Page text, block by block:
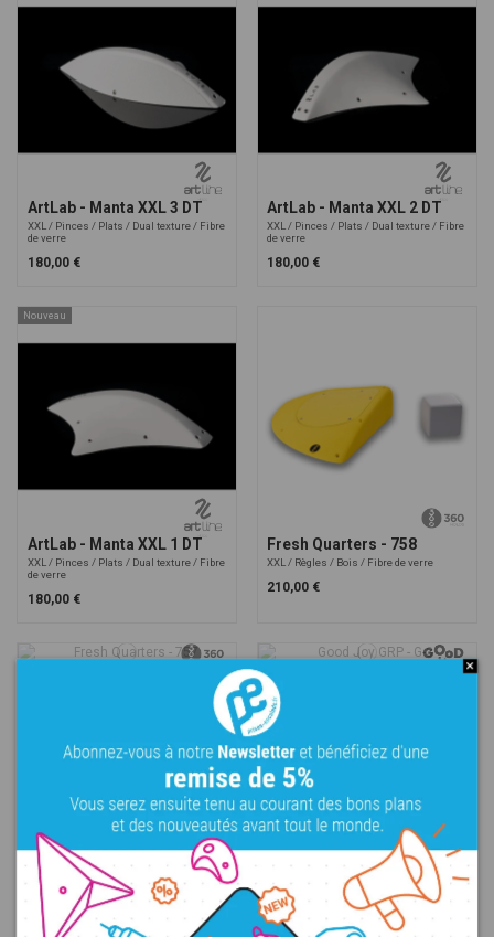
ArtLab - Manta XXL 3 DT
XXL Pinces Plats Dual texture
Fibre
de verre
180,00 €
ArtLab - Manta XXL 2 DT
XXL Pinces Plats Dual texture
Fibre
de verre
180,00 €
Nouveau
ArtLab - Manta XXL 1 DT
XXL Pinces Plats Dual texture
Fibre
de verre
180,00 €
Fresh Quarters - 758
XXL Règles Bois Fibre de verre
210,00 €
Good Joy GRP - G-3
XXL
210,00 €
Good Joy GRP - G-2
Fibre de verre
204,00 €
Good Joy GRP - G-1
XXL Bacs Fibre de verre
Donuts 9.1 Donuts 8.1